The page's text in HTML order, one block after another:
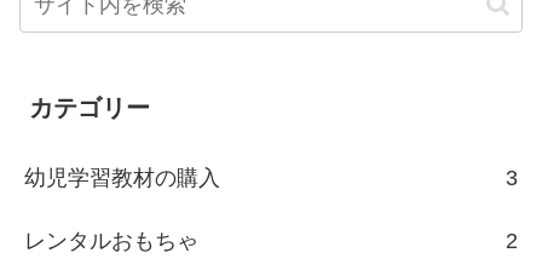
カテゴリー
幼児学習教材の購入 3
レンタルおもちゃ 2